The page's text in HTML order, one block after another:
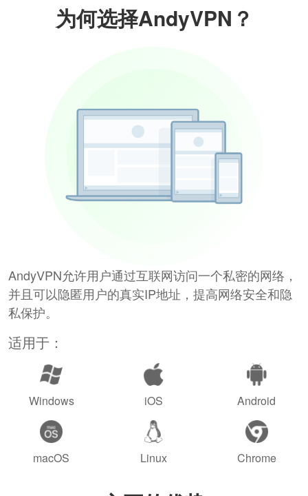
为何选择AndyVPN？
AndyVPN允许用户通过互联网访问一个私密的网络，
并且可以隐匿用户的真实IP地址，提高网络安全和隐
私保护。
适用于：
Windows iOS Android
macOS Linux Chrome